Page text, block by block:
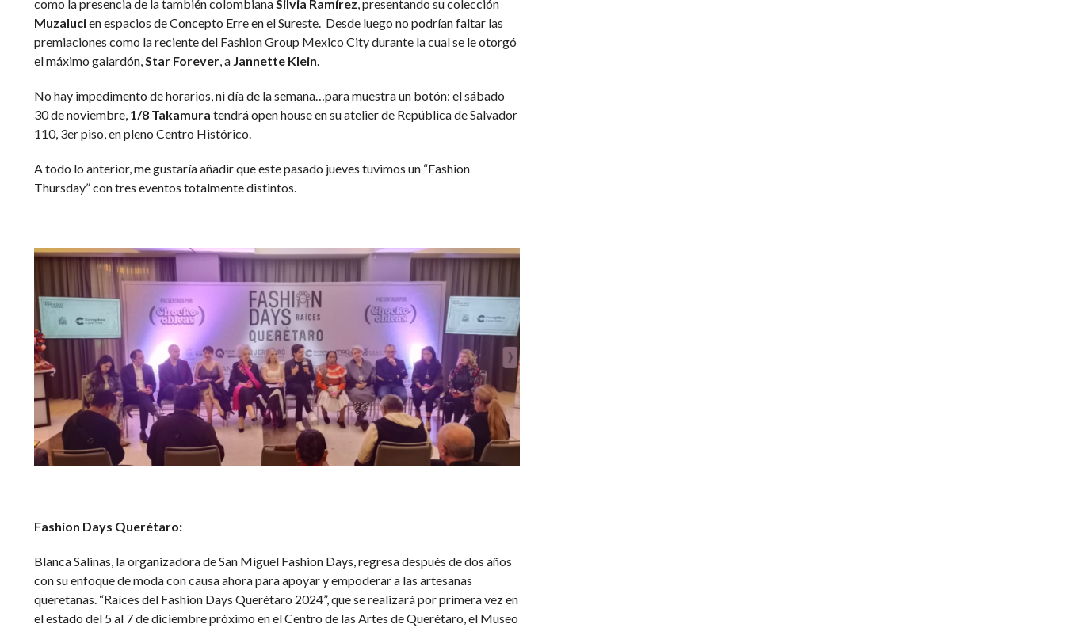
como la presencia de la también colombianaSilvia Ramírez, presentando su colección
Muzalucien espacios de Concepto Erre en el Sureste. Desde luego no podrían faltar las
premiaciones como la reciente del Fashion Group Mexico City durante la cual se le otorgó
el máximo galardón,Star Forever, a Jannette Klein.
No hay impedimento de horarios, ni día de la semana…para muestra un botón: el sábado
30 de noviembre, 1/8 Takamura tendrá open house en su atelier de República de Salvador
110, 3er piso, en pleno Centro Histórico.
A todo lo anterior, me gustaría añadir que este pasado jueves tuvimos un “Fashion
Thursday” con tres eventos totalmente distintos.
Fashion Days Querétaro:
Blanca Salinas, la organizadora de San Miguel Fashion Days, regresa después de dos años
con su enfoque de moda con causa ahora para apoyar y empoderar a las artesanas
queretanas. “Raíces del Fashion Days Querétaro 2024”, que se realizará por primera vez en
el estado del 5 al 7 de diciembre próximo en el Centro de las Artes de Querétaro, el Museo